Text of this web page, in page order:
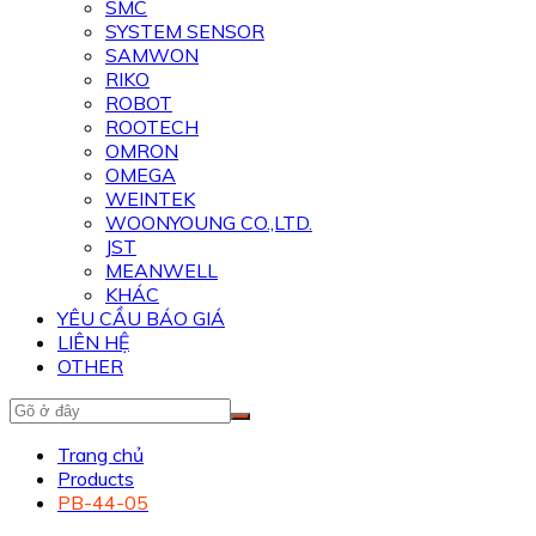
SMC
SYSTEM SENSOR
SAMWON
RIKO
ROBOT
ROOTECH
OMRON
OMEGA
WEINTEK
WOONYOUNG CO.,LTD.
JST
MEANWELL
KHÁC
YÊU CẦU BÁO GIÁ
LIÊN HỆ
OTHER
Trang chủ
Products
PB-44-05